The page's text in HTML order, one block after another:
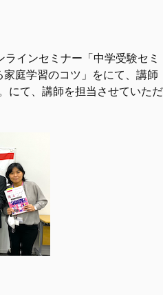
ラインセミナー「中学受験セミ
庭学習のコツ」をにて、講師
にて、講師を担当させていただ